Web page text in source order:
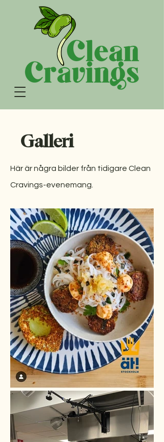
Galleri
Här är några bilder från tidigare Clean
Cravings-evenemang.